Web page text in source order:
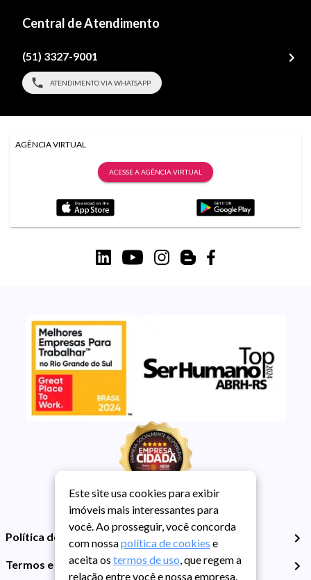
Central de Atendimento
(51) 3327-9001
ATENDIMENTO VIA WHATSAPP
AGÊNCIA VIRTUAL
ACESSE A AGÊNCIA VIRTUAL
Política de Privacidade
Termos e Condições de Uso
Este site usa cookies para exibir
imóveis mais interessantes para
você. Ao prosseguir, você concorda
com nossapolítica de cookies e
aceita os termos de uso, que regem a
relação entre você e nossa empresa,